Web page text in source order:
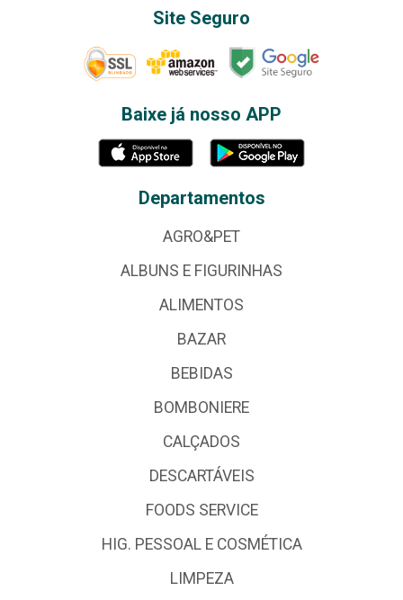
Site Seguro
Baixe já nosso APP
Departamentos
AGRO&PET
ALBUNS E FIGURINHAS
ALIMENTOS
BAZAR
BEBIDAS
BOMBONIERE
CALÇADOS
DESCARTÁVEIS
FOODS SERVICE
HIG. PESSOAL E COSMÉTICA
LIMPEZA